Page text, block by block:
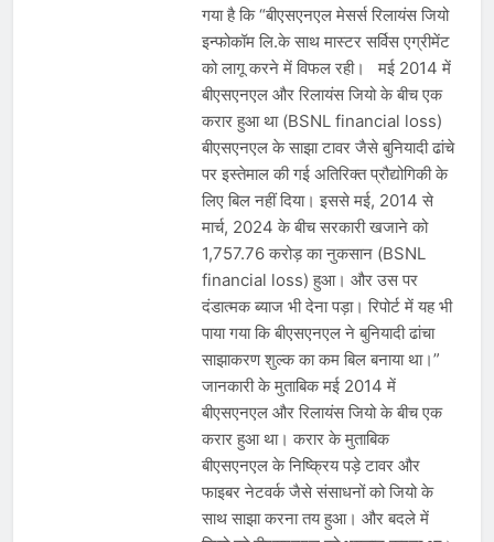
गया है कि “बीएसएनएल मेसर्स रिलायंस जियो
इन्फोकॉम लि.के साथ मास्टर सर्विस एग्रीमेंट
को लागू करने में विफल रही। मई 2014 में
बीएसएनएल और रिलायंस जियो के बीच एक
करार हुआ था (BSNL financial loss)
बीएसएनएल के साझा टावर जैसे बुनियादी ढांचे
पर इस्तेमाल की गई अतिरिक्त प्रौद्योगिकी के
लिए बिल नहीं दिया। इससे मई, 2014 से
मार्च, 2024 के बीच सरकारी खजाने को
1,757.76 करोड़ का नुकसान (BSNL
financial loss) हुआ। और उस पर
दंडात्मक ब्याज भी देना पड़ा। रिपोर्ट में यह भी
पाया गया कि बीएसएनएल ने बुनियादी ढांचा
साझाकरण शुल्क का कम बिल बनाया था।”
जानकारी के मुताबिक मई 2014 में
बीएसएनएल और रिलायंस जियो के बीच एक
करार हुआ था। करार के मुताबिक
बीएसएनएल के निष्क्रिय पड़े टावर और
फाइबर नेटवर्क जैसे संसाधनों को जियो के
साथ साझा करना तय हुआ। और बदले में